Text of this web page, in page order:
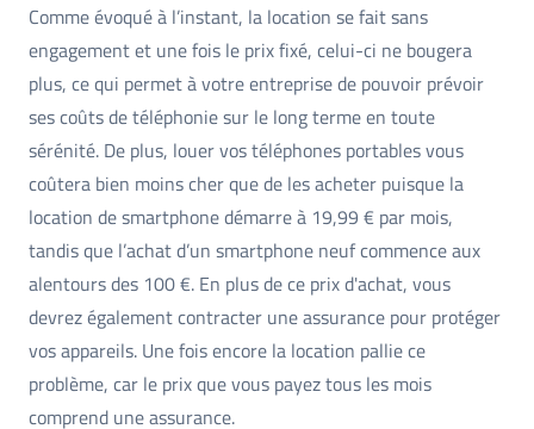
Comme évoqué à l’instant, la location se fait sans
engagement et une fois le prix fixé, celui-ci ne bougera
plus, ce qui permet à votre entreprise de pouvoir prévoir
ses coûts de téléphonie sur le long terme en toute
sérénité. De plus, louer vos téléphones portables vous
coûtera bien moins cher que de les acheter puisque la
location de smartphone démarre à 19,99 € par mois,
tandis que l’achat d’un smartphone neuf commence aux
alentours des 100 €. En plus de ce prix d'achat, vous
devrez également contracter une assurance pour protéger
vos appareils. Une fois encore la location pallie ce
problème, car le prix que vous payez tous les mois
comprend une assurance.